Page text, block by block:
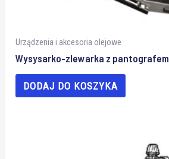
Urządzenia i akcesoria olejowe
Wysysarko-zlewarka z pantografem
DODAJ DO KOSZYKA